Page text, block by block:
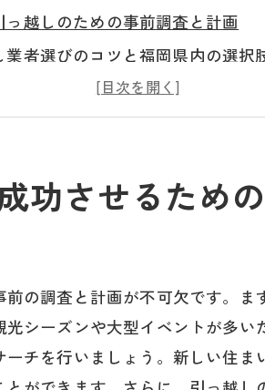
っ越しのための事前調査と計画
業者選びのコツと福岡県内の選択
続きと書類の準備方法
引っ越しを進めるための費用管理
な引っ越し前の連絡事項
基本と効率的な梱包技術
日程の選び方と事前予約の重要性
に必要な道具と資材のリスト
功させるため
の調査と計画が不可欠です。
シーズンや大型イベントが多
チを行いましょう。新しい住